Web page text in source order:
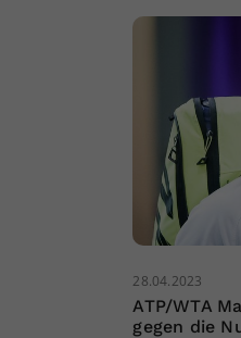
28.04.2023
ATP/WTA
gegen die